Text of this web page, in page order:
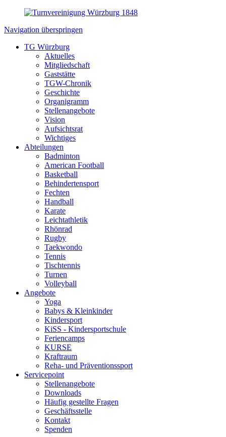
Navigation überspringen
TG Würzburg
Aktuelles
Mitgliedschaft
Gaststätte
TGW-Chronik
Geschichte
Organigramm
Stellenangebote
Vision
Aufsichtsrat
Wichtiges
Abteilungen
Badminton
American Football
Basketball
Behindertensport
Fechten
Handball
Karate
Leichtathletik
Rhönrad
Rugby
Taekwondo
Tennis
Tischtennis
Turnen
Volleyball
Angebote
Yoga
Babys & Kleinkinder
Kindersport
KiSS - Kindersportschule
Feriencamps
KURSE
Kraftraum
Reha- und Präventionssport
Servicepoint
Stellenangebote
Downloads
Häufig gestellte Fragen
Geschäftsstelle
Kontakt
Spenden